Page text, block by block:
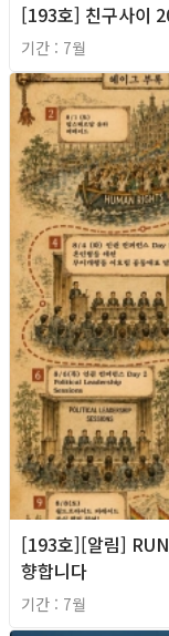
[193호] 친구사이
기간 : 7월
[193호][알림]
향합니다
기간 : 7월